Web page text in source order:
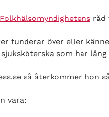
Folkhälsomyndighetens råd
funderar över eller
som har
så återkommer hon
vara: